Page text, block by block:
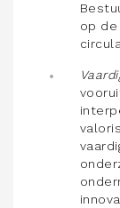
op de